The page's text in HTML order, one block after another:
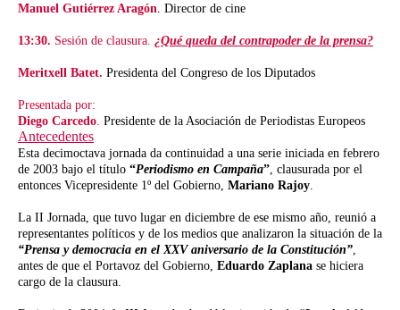
Manuel Gutiérrez Aragón. Director de cine
13:30. Sesión de clausura. ¿Qué queda del contrapoder de la prensa?
Meritxell Batet. Presidenta del Congreso de los Diputados
Presentada por:
Diego Carcedo. Presidente de la Asociación de Periodistas Europeos
Antecedentes
Esta decimoctava jornada da continuidad a una serie iniciada en febrero
de 2003 bajo el título “Periodismo en Campaña”, clausurada por el
entonces Vicepresidente 1º del Gobierno, Mariano Rajoy.
La II Jornada, que tuvo lugar en diciembre de ese mismo año, reunió a
representantes políticos y de los medios que analizaron la situación de la
“Prensa y democracia en el XXV aniversario de la Constitución”,
antes de que el Portavoz del Gobierno, Eduardo Zaplana se hiciera
cargo de la clausura.